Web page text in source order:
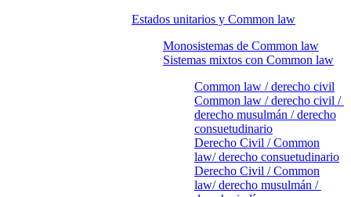
Estados unitarios y Common law
Monosistemas de Common law
Sistemas mixtos con Common law
Common law / derecho civil
Common law / derecho civil /
derecho musulmán / derecho
consuetudinario
Derecho Civil / Common
law/ derecho consuetudinario
Derecho Civil / Common
law/ derecho musulmán /